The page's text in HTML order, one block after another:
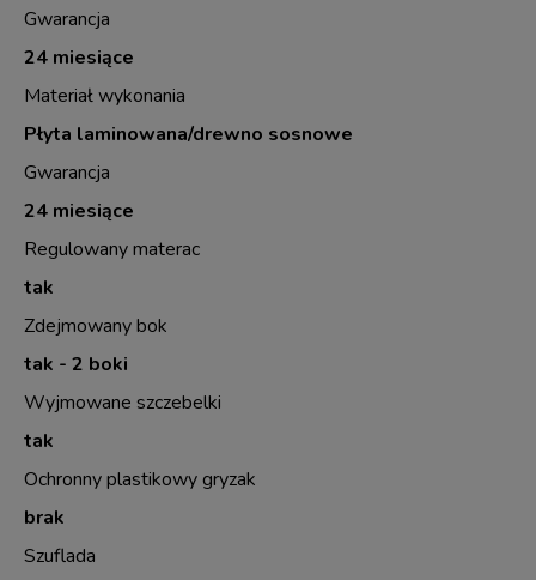
Gwarancja
24 miesiące
Materiał wykonania
Płyta laminowana/drewno sosnowe
Gwarancja
24 miesiące
Regulowany materac
tak
Zdejmowany bok
tak - 2 boki
Wyjmowane szczebelki
tak
Ochronny plastikowy gryzak
brak
Szuflada